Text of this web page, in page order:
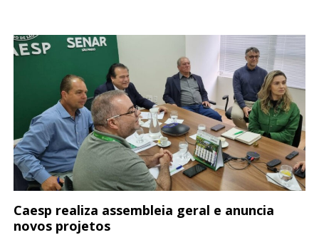
Caesp realiza assembleia geral e anuncia
novos projetos